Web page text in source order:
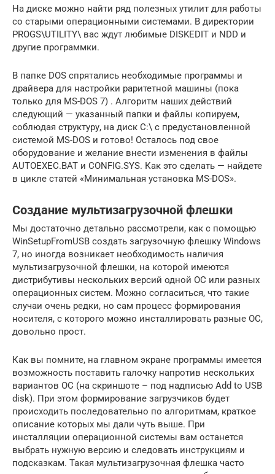
На диске можно найти ряд полезных утилит для работы
со старыми операционными системами. В директории
PROGS\UTILITY\ вас ждут любимые DISKEDIT и NDD и
другие программки.
В папке DOS спрятались необходимые программы и
драйвера для настройки раритетной машины (пока
только для MS-DOS 7) . Алгоритм наших действий
следующий — указанный папки и файлы копируем,
соблюдая структуру, на диск C:\ с предустановленной
системой MS-DOS и готово! Осталось под свое
оборудование и желание внести изменения в файлы
AUTOEXEC.BAT и CONFIG.SYS. Как это сделать — найдете
в цикле статей «Минимальная установка MS-DOS».
Создание мультизагрузочной флешки
Мы достаточно детально рассмотрели, как c помощью
WinSetupFromUSB создать загрузочную флешку Windows
7, но иногда возникает необходимость наличия
мультизагрузочной флешки, на которой имеются
дистрибутивы нескольких версий одной ОС или разных
операционных систем. Можно согласиться, что такие
случаи очень редки, но сам процесс формирования
носителя, с которого можно инсталлировать разные ОС,
довольно прост.
Как вы помните, на главном экране программы имеется
возможность поставить галочку напротив нескольких
вариантов ОС (на скриншоте – под надписью Add to USB
disk). При этом формирование загрузчиков будет
происходить последовательно по алгоритмам, краткое
описание которых мы дали чуть выше. При
инсталляции операционной системы вам останется
выбрать нужную версию и следовать инструкциям и
подсказкам. Такая мультизагрузочная флешка часто